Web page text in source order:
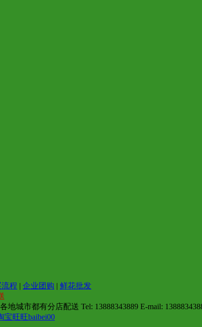
程 | 企业团购 | 鲜花批发
城市都有分店配送 Tel: 13888343889 E-mail:
baibei00